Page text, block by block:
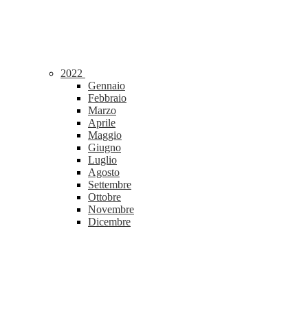
2022
Gennaio
Febbraio
Marzo
Aprile
Maggio
Giugno
Luglio
Agosto
Settembre
Ottobre
Novembre
Dicembre